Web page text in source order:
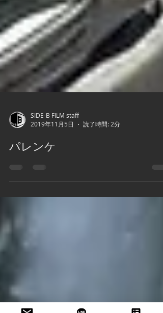
2019年11月5日
読了時間: 2分
パレンケ